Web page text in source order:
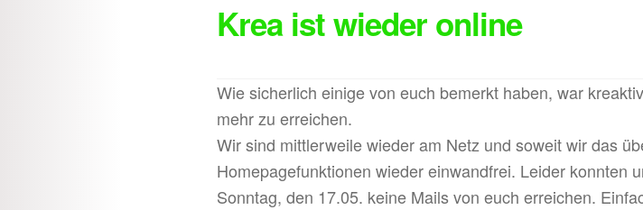
Krea ist wieder online
Wie sicherlich einige von euch bemerkt haben, war
mehr zu erreichen.
Wir sind mittlerweile wieder am Netz und soweit wir das
Homepagefunktionen wieder einwandfrei. Leider konnten
Sonntag, den 17.05. keine Mails von euch erreichen.